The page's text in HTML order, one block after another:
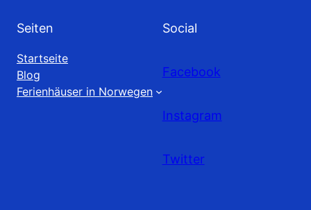
Seiten
Startseite
Blog
Ferienhäuser in Norwegen
Social
Facebook
Instagram
Twitter